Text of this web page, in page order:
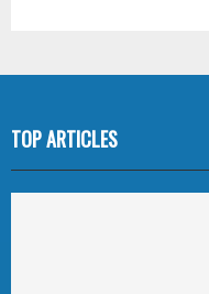
TOP ARTICLES